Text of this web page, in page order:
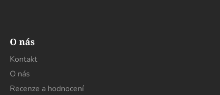
O nás
Kontakt
O nás
Recenze a hodnocení